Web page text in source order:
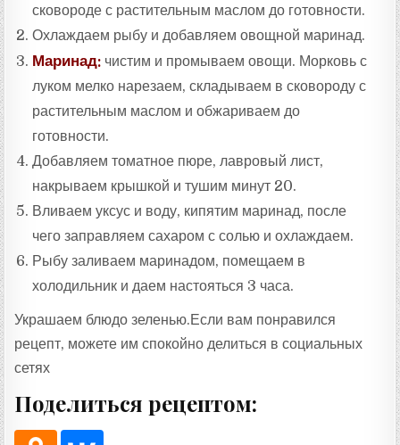
сковороде с растительным маслом до готовности.
Охлаждаем рыбу и добавляем овощной маринад.
Маринад: чистим и промываем овощи. Морковь с
луком мелко нарезаем, складываем в сковороду с
растительным маслом и обжариваем до
готовности.
Добавляем томатное пюре, лавровый лист,
накрываем крышкой и тушим минут 20.
Вливаем уксус и воду, кипятим маринад, после
чего заправляем сахаром с солью и охлаждаем.
Рыбу заливаем маринадом, помещаем в
холодильник и даем настояться 3 часа.
Украшаем блюдо зеленью.Если вам понравился
рецепт, можете им спокойно делиться в социальных
сетях
Поделиться рецептом: